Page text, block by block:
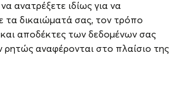
ανατρέξετε ιδίως για να
τα δικαιώματά σας, τον τρόπο
αποδέκτες των δεδομένων σας
αναφέρονται στο πλαίσιο της